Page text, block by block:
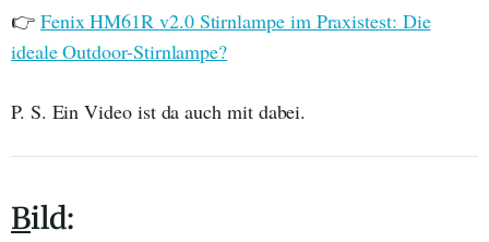
👉 Fenix HM61R v2.0 Stirnlampe im Praxistest: Die
ideale Outdoor-Stirnlampe?
P. S. Ein Video ist da auch mit dabei.
Bild: